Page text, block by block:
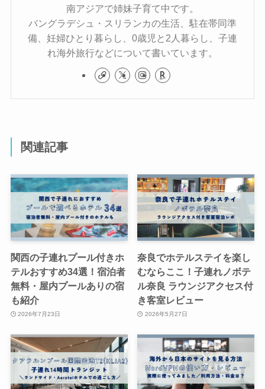
南アジアで姉妹子育て中です。
バングラデシュ・スリランカの生活、駐在帯同準
備、妊婦ひとり暮らし、0歳児と2人暮らし、子連
れ海外旅行などについて書いています。
関連記事
関西の子連れプール付きホ
テルおすすめ34選！宿泊者
無料・屋内プールありの宿
も紹介
2026年7月23日
奈良でホテルステイを楽し
むならここ！子連れノボテ
ル奈良 ラウンジアクセス付
き客室レビュー
2026年5月27日